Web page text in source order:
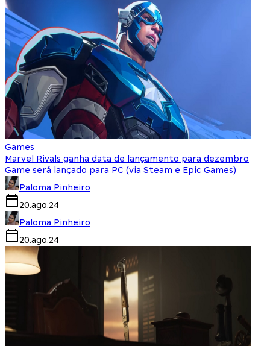
Games
Marvel Rivals ganha data de lançamento para dezembro
Game será lançado para PC (via Steam e Epic Games)
Paloma Pinheiro
20.ago.24
Paloma Pinheiro
20.ago.24